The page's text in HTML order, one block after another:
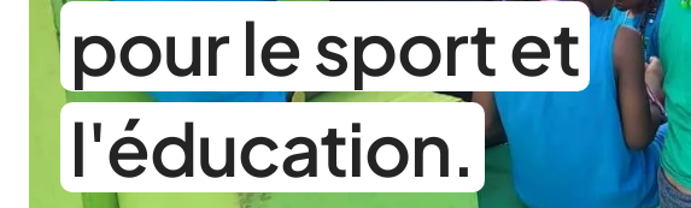
pour le sport et
l'éducation.